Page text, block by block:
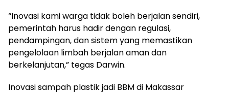
“Inovasi kami warga tidak boleh berjalan sendiri,
pemerintah harus hadir dengan regulasi,
pendampingan, dan sistem yang memastikan
pengelolaan limbah berjalan aman dan
berkelanjutan,” tegas Darwin.
Inovasi sampah plastik jadi BBM di Makassar